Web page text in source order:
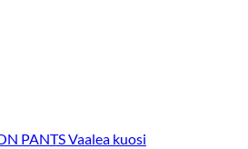
PANTS Vaalea kuosi